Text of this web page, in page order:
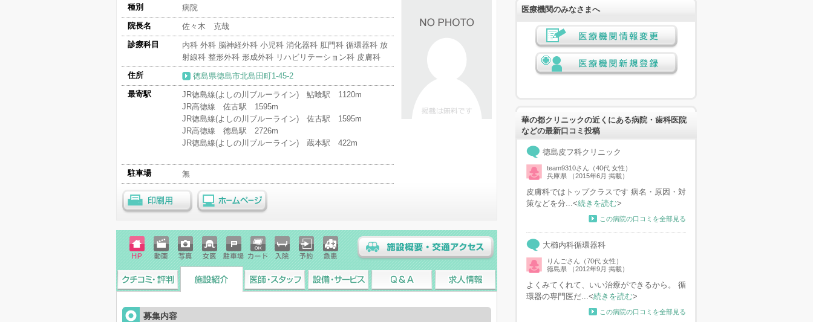
種別
病院
院長名
佐々木 克哉
診療科目
内科 外科 脳神経外科 小児科 消化器科 肛門科 循環器科 放
射線科 整形外科 形成外科 リハビリテーション科 皮膚科
住所
徳島県徳島市北島田町1-45-2
最寄駅
JR徳島線(よしの川ブルーライン) 鮎喰駅 1120m
JR高徳線 佐古駅 1595m
JR徳島線(よしの川ブルーライン) 佐古駅 1595m
JR高徳線 徳島駅 2726m
JR徳島線(よしの川ブルーライン) 蔵本駅 422m
駐車場 無
ホーム
ページ
動画 写真 女医 駐車場クレジ
ットカ
ード
入院 予約 急患 施設概要・交通アクセス
募集内容
医療機関のみなさまへ
華の都クリニックの近くにある病院・歯科医院
などの最新口コミ投稿
徳島皮フ科クリニック
team9310さん（40代 女性）
兵庫県 （2015年6月 掲載）
皮膚科ではトップクラスです 病名・原因・対
策などを分...<続きを読む>
この病院の口コミを全部見る
大櫛内科循環器科
りんごさん（70代 女性）
徳島県 （2012年9月 掲載）
よくみてくれて、いい治療ができるから。 循
環器の専門医だ...<続きを読む>
この病院の口コミを全部見る